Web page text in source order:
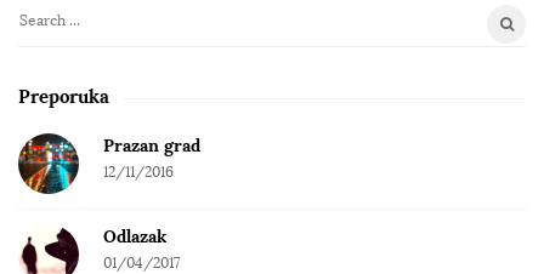
S
a
c
h
r
Preporuka
Prazan grad
12/11/2016
Odlazak
01/04/2017